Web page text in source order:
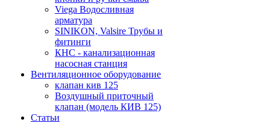
Viega Водосливная
арматура
SINIKON, Valsire Трубы и
фитинги
КНС - канализационная
насосная станция
Вентиляционное оборудование
клапан кив 125
Воздушный приточный
клапан (модель КИВ 125)
Статьи